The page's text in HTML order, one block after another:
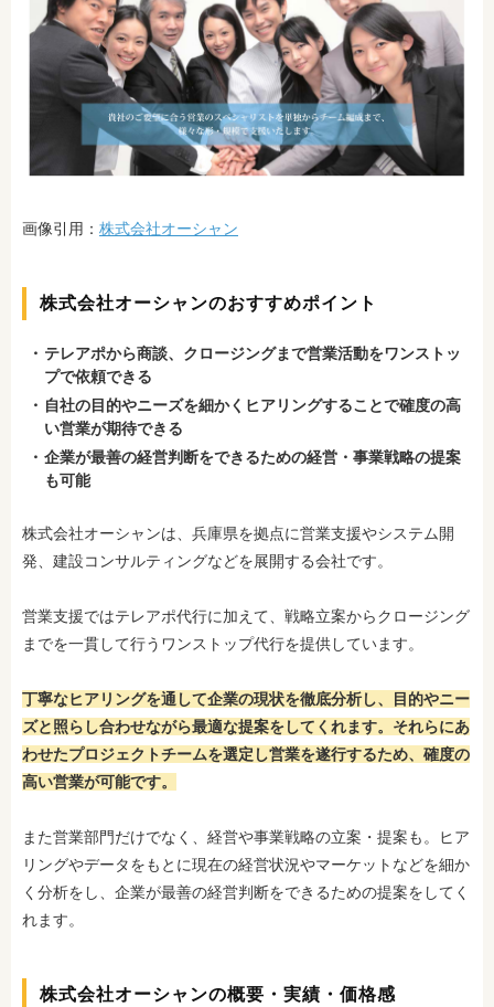
画像引用： 株式会社オーシャン
株式会社オーシャンのおすすめポイント
テレアポから商談、クロージングまで営業活動をワンストッ
プで依頼できる
自社の目的やニーズを細かくヒアリングすることで確度の高
い営業が期待できる
企業が最善の経営判断をできるための経営・事業戦略の提案
も可能
株式会社オーシャンは、兵庫県を拠点に営業支援やシステム開
発、建設コンサルティングなどを展開する会社です。
営業支援ではテレアポ代行に加えて、戦略立案からクロージング
までを一貫して行うワンストップ代行を提供しています。
丁寧なヒアリングを通して企業の現状を徹底分析し、目的やニー
ズと照らし合わせながら最適な提案をしてくれます。それらにあ
わせたプロジェクトチームを選定し営業を遂行するため、確度の
高い営業が可能です。
また営業部門だけでなく、経営や事業戦略の立案・提案も。ヒア
リングやデータをもとに現在の経営状況やマーケットなどを細か
く分析をし、企業が最善の経営判断をできるための提案をしてく
れます。
株式会社オーシャンの概要・実績・価格感